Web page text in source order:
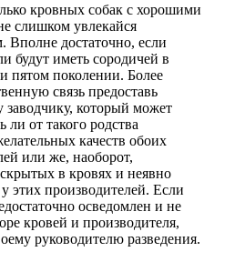
кровных собак с хорошими
слишком увлекайся
Вполне достаточно, если
будут иметь сородичей в
пятом поколении. Более
связь предоставь
который может
ли от такого родства
качеств обоих
или же, наоборот,
в кровях и неявно
этих производителей. Если
осведомлен и не
кровей и производителя,
руководителю разведения.